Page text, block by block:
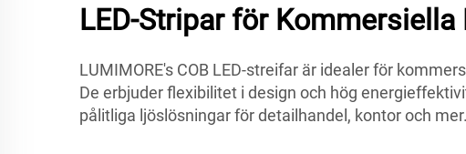
LED-Stripar för Kommersiella
LUMIMORE's COB LED-streifar är idealer för
De erbjuder flexibilitet i design och hög
pålitliga ljöslösningar för detailhandel, kontor och mer.